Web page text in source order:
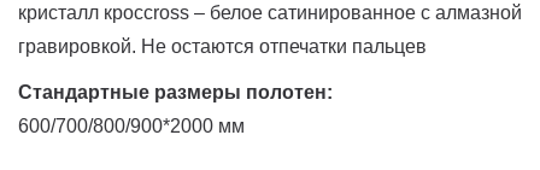
кристалл кроссross – белое сатинированное с алмазной
гравировкой. Не остаются отпечатки пальцев
Стандартные размеры полотен:
600/700/800/900*2000 мм